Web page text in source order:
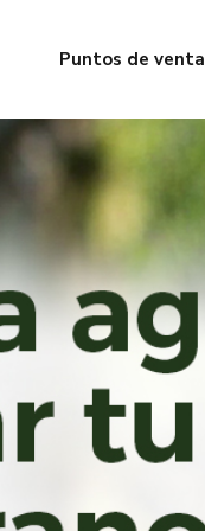
Puntos de venta